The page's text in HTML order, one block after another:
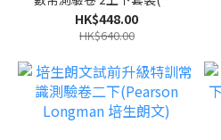
冊)(Pearson Longman 培
生朗文)
HK$448.00
HK$640.00